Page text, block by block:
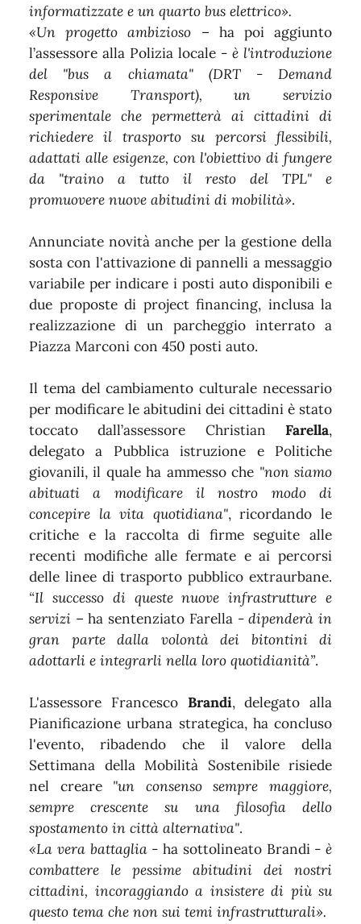
informatizzate e un quarto bus elettrico».
«Un progetto ambizioso – ha poi aggiunto
l’assessore alla Polizia locale - è l'introduzione
del "bus a chiamata" (DRT - Demand
Responsive Transport), un servizio
sperimentale che permetterà ai cittadini di
richiedere il trasporto su percorsi flessibili,
adattati alle esigenze, con l'obiettivo di fungere
da "traino a tutto il resto del TPL" e
promuovere nuove abitudini di mobilità».
Annunciate novità anche per la gestione della
sosta con l'attivazione di pannelli a messaggio
variabile per indicare i posti auto disponibili e
due proposte di project financing, inclusa la
realizzazione di un parcheggio interrato a
Piazza Marconi con 450 posti auto.
Il tema del cambiamento culturale necessario
per modificare le abitudini dei cittadini è stato
toccato dall’assessore Christian Farella,
delegato a Pubblica istruzione e Politiche
giovanili, il quale ha ammesso che "non siamo
abituati a modificare il nostro modo di
concepire la vita quotidiana", ricordando le
critiche e la raccolta di firme seguite alle
recenti modifiche alle fermate e ai percorsi
delle linee di trasporto pubblico extraurbane.
“Il successo di queste nuove infrastrutture e
servizi – ha sentenziato Farella -dipenderà in
gran parte dalla volontà dei bitontini di
adottarli e integrarli nella loro quotidianità”.
L'assessore Francesco Brandi, delegato alla
Pianificazione urbana strategica, ha concluso
l'evento, ribadendo che il valore della
Settimana della Mobilità Sostenibile risiede
nel creare "un consenso sempre maggiore,
sempre crescente su una filosofia dello
spostamento in città alternativa".
«La vera battaglia- ha sottolineato Brandi - è
combattere le pessime abitudini dei nostri
cittadini, incoraggiando a insistere di più su
questo tema che non sui temi infrastrutturali».